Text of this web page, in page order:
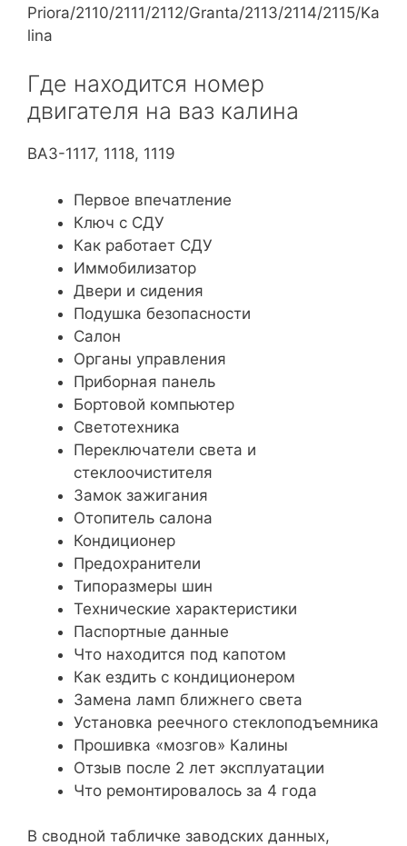
Priora/2110/2111/2112/Granta/2113/2114/2115/Ka
lina
Где находится номер
двигателя на ваз калина
ВАЗ-1117, 1118, 1119
Первое впечатление
Ключ с СДУ
Как работает СДУ
Иммобилизатор
Двери и сидения
Подушка безопасности
Салон
Органы управления
Приборная панель
Бортовой компьютер
Светотехника
Переключатели света и
стеклоочистителя
Замок зажигания
Отопитель салона
Кондиционер
Предохранители
Типоразмеры шин
Технические характеристики
Паспортные данные
Что находится под капотом
Как ездить с кондиционером
Замена ламп ближнего света
Установка реечного стеклоподъемника
Прошивка «мозгов» Калины
Отзыв после 2 лет эксплуатации
Что ремонтировалось за 4 года
В сводной табличке заводских данных,